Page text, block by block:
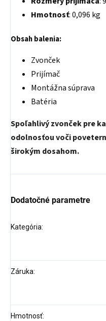
Hmotnosť: 0,096 kg
Obsah balenia:
Zvonček
Prijímač
Montážna súprava
Batéria
Spoľahlivý zvonček pre
odolnosťou voči
širokým dosahom.
Dodatočné parametre
Kategória:
Záruka:
Hmotnosť: